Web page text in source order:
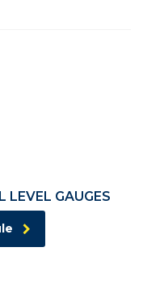
LEVEL GAUGES